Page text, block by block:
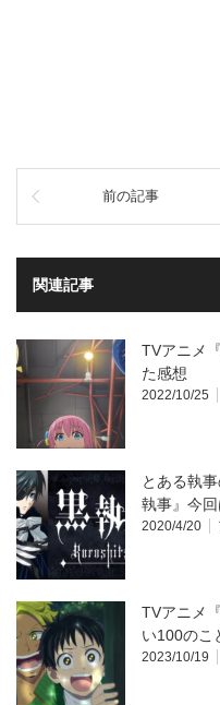
前の記事
関連記事
TVアニメ
た感想
2022/10/25
とある執
執事』今
2020/4/20
TVアニメ
い100のこ
2023/10/19